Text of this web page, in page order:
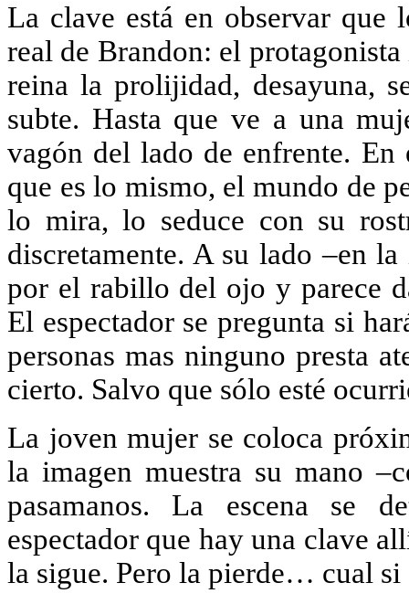
La clave está en observar que
real de Brandon: el
reina la prolijidad, desayuna,
subte. Hasta que ve a una
vagón del lado de enfrente.
que es lo mismo, el mundo de
lo mira, lo seduce con su
discretamente. A su lado –en
por el rabillo del ojo y parece
El espectador se pregunta si
personas mas ninguno presta
cierto. Salvo que sólo esté
La joven mujer se coloca
la imagen muestra su mano
pasamanos. La escena se
espectador que hay una clave
la sigue. Pero la pierde… cual si